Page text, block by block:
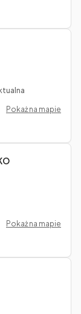
Pokaż na mapie
Pokaż na mapie